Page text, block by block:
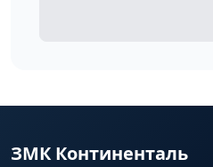
ЗМК Континенталь